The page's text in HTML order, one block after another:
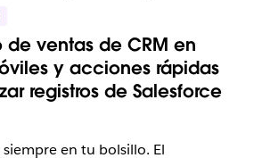
de ventas de CRM en
y acciones rápidas
registros de Salesforce
en tu bolsillo. El